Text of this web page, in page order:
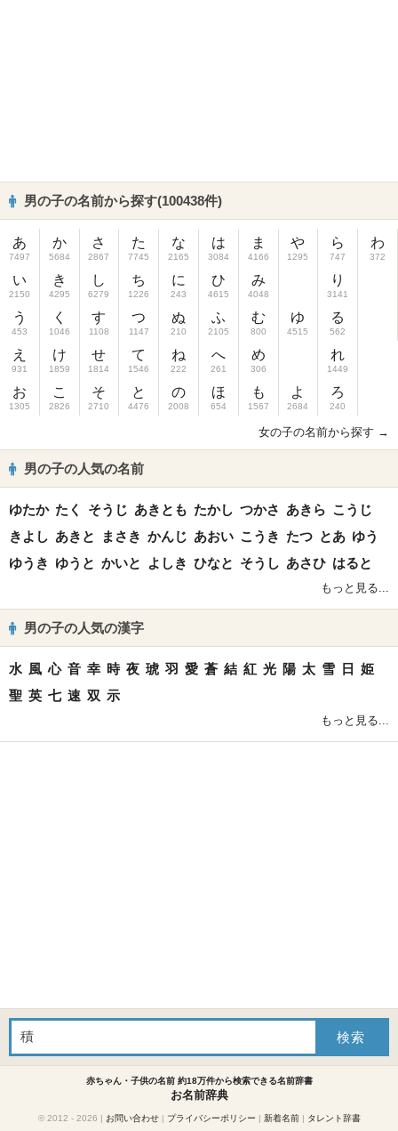
男の子の名前から探す(100438件)
あ
7497
い
2150
う
453
え
931
お
1305
か
5684
き
4295
く
1046
け
1859
こ
2826
さ
2867
し
6279
す
1108
せ
1814
そ
2710
た
7745
ち
1226
つ
1147
て
1546
と
4476
な
2165
に
243
ぬ
210
ね
222
の
2008
は
3084
ひ
4615
ふ
2105
へ
261
ほ
654
ま
4166
み
4048
む
800
め
306
も
1567
や
1295
ゆ
4515
よ
2684
ら
747
り
3141
る
562
れ
1449
ろ
240
わ
372
女の子の名前から探す →
男の子の人気の名前
ゆたか たく そうじ あきとも たかし つかさ あきら こうじ
きよし あきと まさき かんじ あおい こうき たつ とあ ゆう
ゆうき ゆうと かいと よしき ひなと そうし あさひ はると
もっと見る...
男の子の人気の漢字
水 風 心 音 幸 時 夜 琥 羽 愛 蒼 結 紅 光 陽 太 雪 日 姫
聖 英 七 速 双 示
もっと見る...
赤ちゃん・子供の名前 約18万件から検索できる名前辞書
お名前辞典
© 2012 - 2026 | お問い合わせ| プライバシーポリシー | 新着名前| タレント辞書